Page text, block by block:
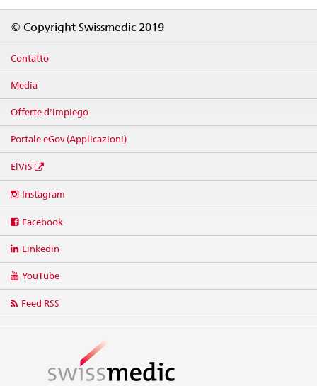
© Copyright Swissmedic 2019
Contatto
Media
Offerte d'impiego
Portale eGov (Applicazioni)
ElViS
media
Instagram
Facebook
Linkedin
YouTube
Feed RSS